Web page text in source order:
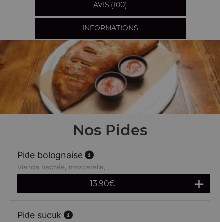
AVIS (100)
INFORMATIONS
Nos Pides
Pide bolognaise
Viande hachée, mozzarella,
13.90€
Pide sucuk